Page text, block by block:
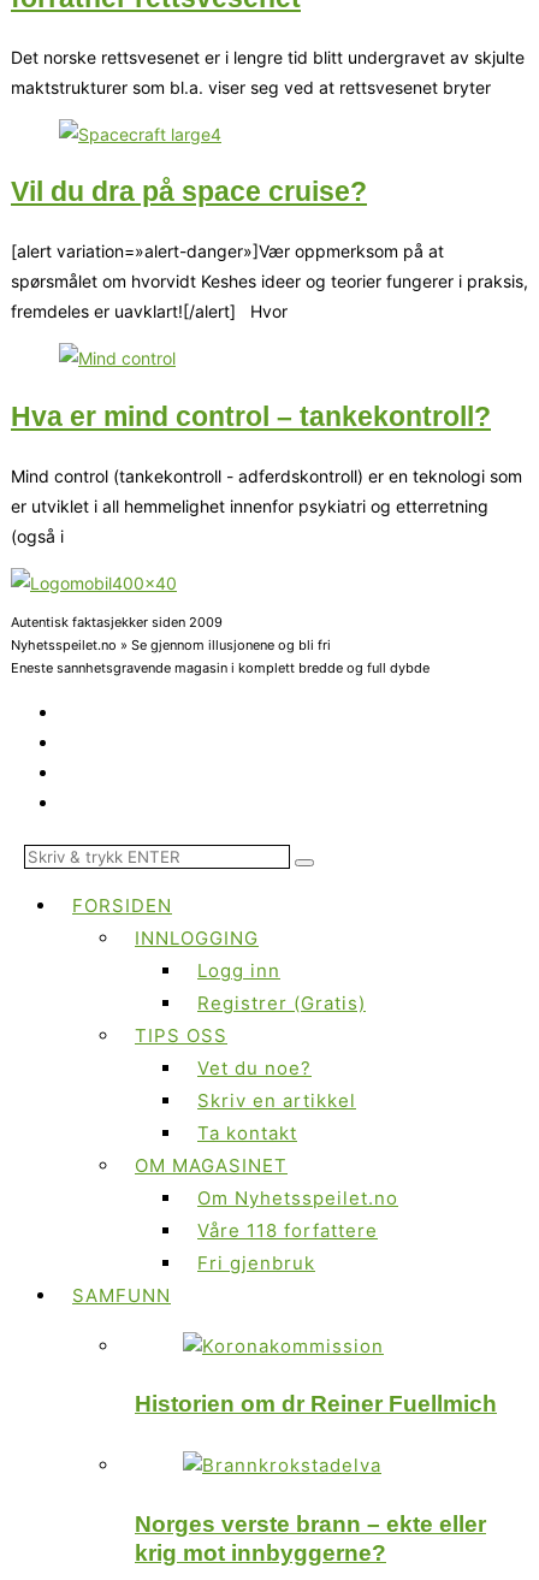
Det norske rettsvesenet er i lengre tid blitt undergravet av skjulte
maktstrukturer som bl.a. viser seg ved at rettsvesenet bryter
Vil du dra på space cruise?
[alert variation=»alert-danger»]Vær oppmerksom på at
spørsmålet om hvorvidt Keshes ideer og teorier fungerer i praksis,
fremdeles er uavklart![/alert] Hvor
Hva er mind control – tankekontroll?
Mind control (tankekontroll - adferdskontroll) er en teknologi som
er utviklet i all hemmelighet innenfor psykiatri og etterretning
(også i
Autentisk faktasjekker siden 2009
Nyhetsspeilet.no » Se gjennom illusjonene og bli fri
Eneste sannhetsgravende magasin i komplett bredde og full dybde
FORSIDEN
INNLOGGING
Logg inn
Registrer (Gratis)
TIPS OSS
Vet du noe?
Skriv en artikkel
Ta kontakt
OM MAGASINET
Om Nyhetsspeilet.no
Våre 118 forfattere
Fri gjenbruk
SAMFUNN
Historien om dr Reiner Fuellmich
Norges verste brann – ekte eller
krig mot innbyggerne?